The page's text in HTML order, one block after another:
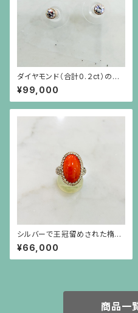
ダイヤモンド（合計0.２ct）のシ
ンプルな18金枠ピアス（18金ポ
スト）
¥99,000
シルバーで王冠留めされた楕円
形のオレンジ珊瑚のリング
¥66,000
商品一